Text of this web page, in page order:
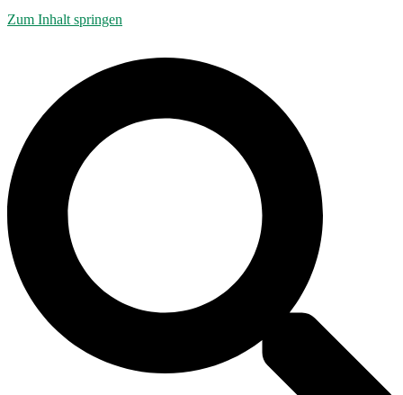
Zum Inhalt springen